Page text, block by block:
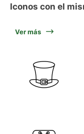
Iconos con el
Ver más